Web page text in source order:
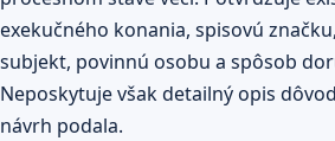
exekučného konania, spisovú
subjekt, povinnú osobu a spôsob
Neposkytuje však detailný opis
návrh podala.